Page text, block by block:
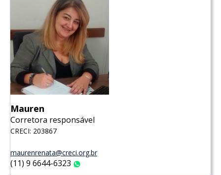
Mauren
Corretora responsável
CRECI: 203867
maurenrenata@creci.org.br
(11) 9 6644-6323